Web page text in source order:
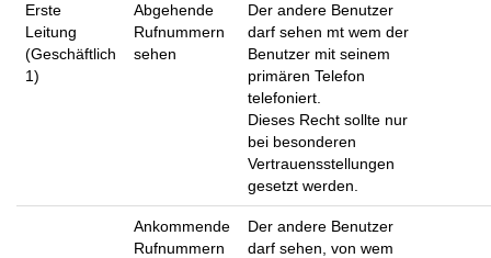
Erste
Leitung
(Geschäftlich
1)
Abgehende
Rufnummern
sehen
Der andere Benutzer
darf sehen mt wem der
Benutzer mit seinem
primären Telefon
telefoniert.
Dieses Recht sollte nur
bei besonderen
Vertrauensstellungen
gesetzt werden.
Ankommende
Rufnummern
Der andere Benutzer
darf sehen, von wem